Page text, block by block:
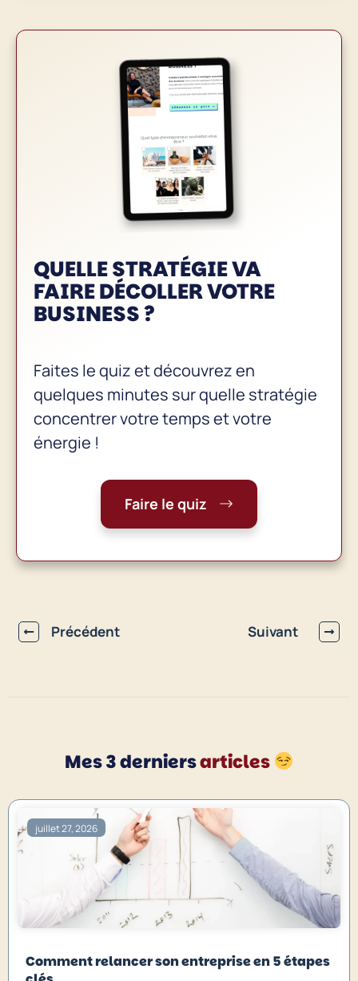
QUELLE STRATÉGIE VA
FAIREDÉCOLLER VOTRE
BUSINESS?
Faites le quiz et découvrez en
quelques minutes sur quelle stratégie
concentrer votre temps et votre
énergie !
Faire le quiz
Précédent Suivant
Mes 3 derniersarticles
juillet 27, 2026
Comment relancer son entreprise en 5 étapes